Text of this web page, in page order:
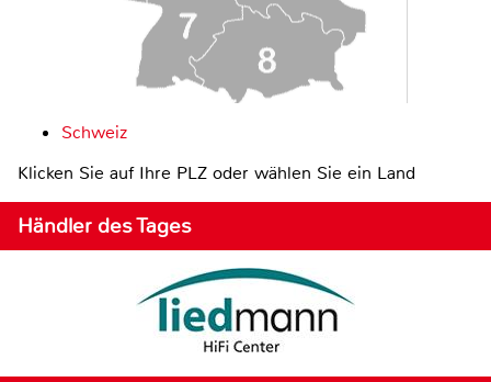
Schweiz
Klicken Sie auf Ihre PLZ oder wählen Sie ein Land
Händler des Tages